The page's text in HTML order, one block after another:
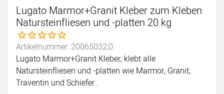
Lugato Marmor+Granit Kleber zum Kleben
Natursteinfliesen und -platten 20 kg
Noch keine Bewertungen abgegeben
Artikelnummer: 20065032;0
Lugato Marmor+Granit Kleber, klebt alle
Natursteinfliesen und -platten wie Marmor, Granit,
Traventin und Schiefer..